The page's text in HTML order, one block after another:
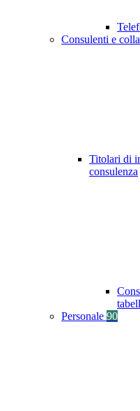
Consulenti e
Titolari di
consulenza
Personale 90